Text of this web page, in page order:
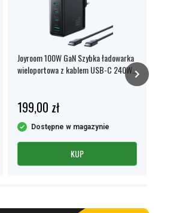
Joyroom 100W GaN Szybka ładowarka
wieloportowa z kablem USB-C 240W,
199,00 zł
Dostępne w magazynie
KUP